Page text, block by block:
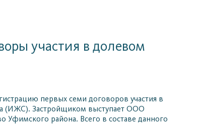
участия в долевом
первых семи договоров участия в
(ИЖС). Застройщиком выступает ООО
Уфимского района. Всего в составе данного